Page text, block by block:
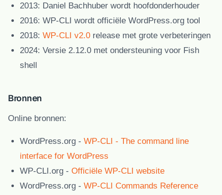
2013: Daniel Bachhuber wordt hoofdonderhouder
2016: WP-CLI wordt officiële WordPress.org tool
2018: WP-CLI v2.0 release met grote verbeteringen
2024: Versie 2.12.0 met ondersteuning voor Fish
shell
Bronnen
Online bronnen:
WordPress.org - WP-CLI - The command line
interface for WordPress
WP-CLI.org - Officiële WP-CLI website
WordPress.org - WP-CLI Commands Reference